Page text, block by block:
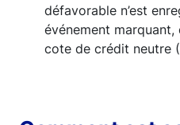
défavorable n’est
événement
cote de crédit neutre